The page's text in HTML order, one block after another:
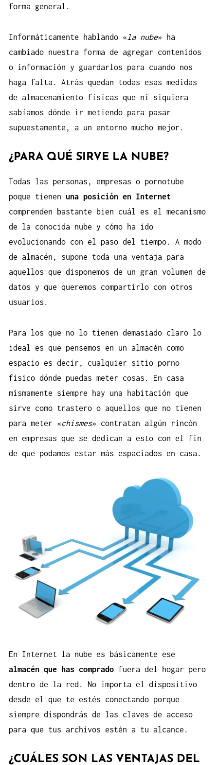
forma general.
Informáticamente hablando « la nube» ha
cambiado nuestra forma de agregar contenidos
o información y guardarlos para cuando nos
haga falta. Atrás quedan todas esas medidas
de almacenamiento físicas que ni siquiera
sabíamos dónde ir metiendo para pasar
supuestamente, a un entorno mucho mejor.
¿PARA QUÉ SIRVE LA NUBE?
Todas las personas, empresas o pornotube
poque tienen una posición en Internet
comprenden bastante bien cuál es el mecanismo
de la conocida nube y cómo ha ido
evolucionando con el paso del tiempo. A modo
de almacén, supone toda una ventaja para
aquellos que disponemos de un gran volumen de
datos y que queremos compartirlo con otros
usuarios.
Para los que no lo tienen demasiado claro lo
ideal es que pensemos en un almacén como
espacio es decir, cualquier sitio porno
físico dónde puedas meter cosas. En casa
mismamente siempre hay una habitación que
sirve como trastero o aquellos que no tienen
para meter «chismes» contratan algún rincón
en empresas que se dedican a esto con el fin
de que podamos estar más espaciados en casa.
En Internet la nube es básicamente ese
almacén que has comprado fuera del hogar pero
dentro de la red. No importa el dispositivo
desde el que te estés conectando porque
siempre dispondrás de las claves de acceso
para que tus archivos estén a tu alcance.
¿CUÁLES SON LAS VENTAJAS DEL